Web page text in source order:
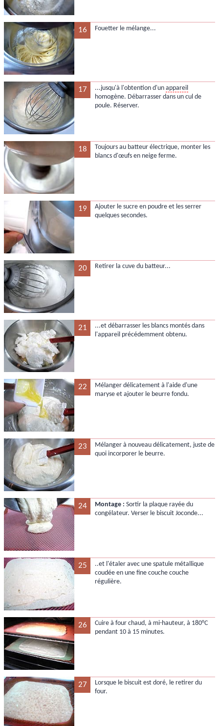
16 Fouetter le mélange...
17 ...jusqu'à l'obtention d'un appareil
homogène. Débarrasser dans un cul de
poule. Réserver.
18
Toujours au batteur électrique, monter les
blancs d'œufs en neige ferme.
19
Ajouter le sucre en poudre et les serrer
quelques secondes.
20 Retirer la cuve du batteur...
21
...et débarrasser les blancs montés dans
l'appareil précédemment obtenu.
22
Mélanger délicatement à l'aide d'une
maryse et ajouter le beurre fondu.
23
Mélanger à nouveau délicatement, juste de
quoi incorporer le beurre.
24 Montage : Sortir la plaque rayée du
congélateur. Verser le biscuit Joconde...
25
..et l'étaler avec une spatule métallique
coudée en une fine couche couche
régulière.
26
Cuire à four chaud, à mi-hauteur, à 180°C
pendant 10 à 15 minutes.
27
Lorsque le biscuit est doré, le retirer du
four.